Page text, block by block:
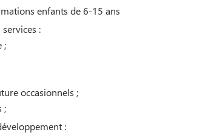
enfants de 6-15 ans
:
;
occasionnels ;
;
: